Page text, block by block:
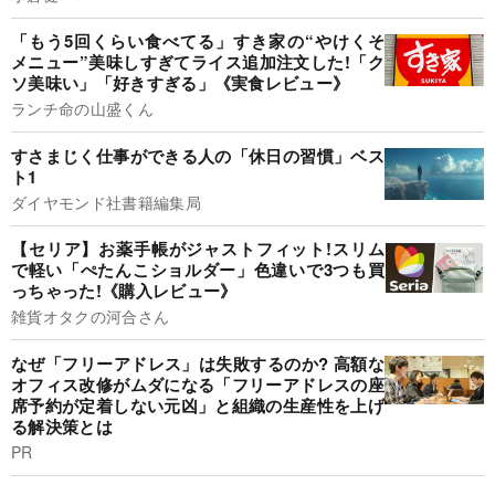
「もう5回くらい食べてる」すき家の“やけくそ
メニュー”美味しすぎてライス追加注文した!「ク
ソ美味い」「好きすぎる」《実食レビュー》
ランチ命の山盛くん
すさまじく仕事ができる人の「休日の習慣」ベス
ト1
ダイヤモンド社書籍編集局
【セリア】お薬手帳がジャストフィット!スリム
で軽い「ぺたんこショルダー」色違いで3つも買
っちゃった!《購入レビュー》
雑貨オタクの河合さん
なぜ「フリーアドレス」は失敗するのか? 高額な
オフィス改修がムダになる「フリーアドレスの座
席予約が定着しない元凶」と組織の生産性を上げ
る解決策とは
PR